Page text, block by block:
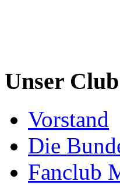
Unser Club
Vorstand
Die
Fanclub